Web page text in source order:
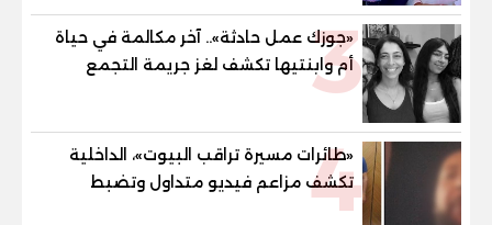
3
«جوزك عمل حادثة».. آخر مكالمة في حياة
أم وابنتيها تكشف لغز جريمة التجمع
الخامس
4
«طائرات مسيرة تراقب البيوت»، الداخلية
تكشف مزاعم فيديو متداول وتضبط
صاحبه المريض نفسيا